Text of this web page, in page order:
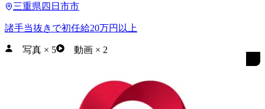
三重県四日市市
諸手当抜きで初任給20万円以上
写真 × 5 動画 × 2